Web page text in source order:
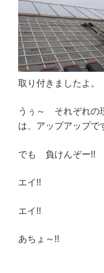
取り付きましたよ。
うぅ～ それぞれの
は、アップアップで
でも 負けんぞー!!
エイ!!
エイ!!
あちょ～!!